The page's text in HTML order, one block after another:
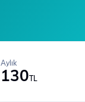
130TL
Aylık